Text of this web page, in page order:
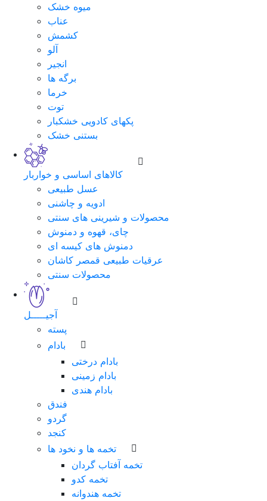
میوه خشک
عناب
کشمش
آلو
انجیر
برگه ها
خرما
توت
پکهای کادویی خشکبار
بستنی خشک
کالاهای اساسی و خواربار
عسل طبیعی
ادویه و چاشنی
محصولات و شیرینی های سنتی
چای، قهوه و دمنوش
دمنوش های کیسه ای
عرقیات طبیعی قمصر کاشان
محصولات سنتی
آجیـــــل
پسته
بادام
بادام درختی
بادام زمینی
بادام هندی
فندق
گردو
کنجد
تخمه ها و نخود ها
تخمه آفتاب گردان
تخمه کدو
تخمه هندوانه